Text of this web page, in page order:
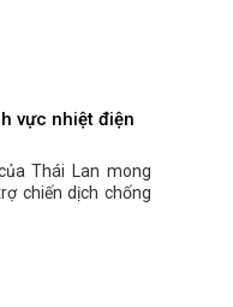
vực nhiệt điện
Thái Lan mong
chiến dịch chống